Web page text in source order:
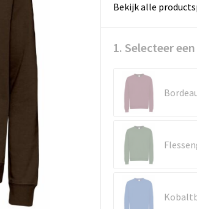
Bekijk alle
1. Selecteer